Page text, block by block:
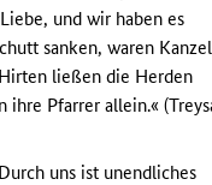
und wir haben es
sanken, waren
ließen die Herden
ihre Pfarrer allein.«
uns ist unendliches